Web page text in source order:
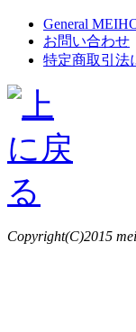
General
お問い合わせ
特定商取引法
Copyright(C)2015